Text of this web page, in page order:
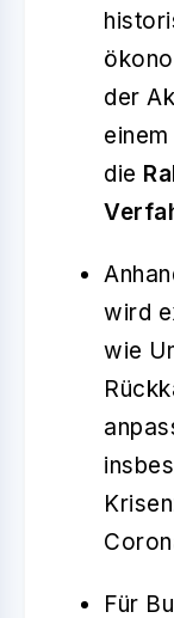
der
die
wird
wie
Für